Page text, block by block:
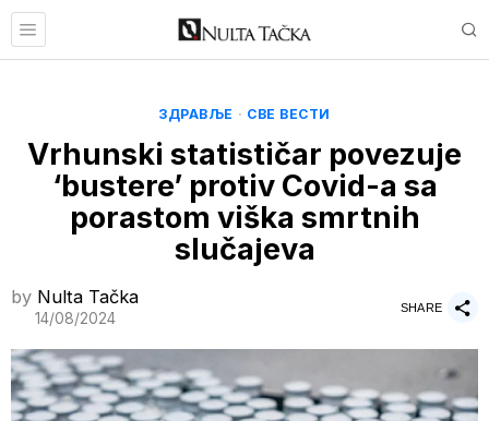
ЗДРАВЉЕ · СВЕ ВЕСТИ
Vrhunski statističar povezuje
‘bustere’ protiv Covid-a sa
porastom viška smrtnih
slučajeva
by Nulta Tačka
14/08/2024
SHARE